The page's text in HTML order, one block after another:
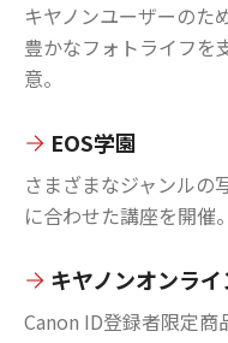
キヤノンユーザーのた
豊かなフォトライフを
意。
EOS学園
さまざまなジャンルの
に合わせた講座を開催。
キヤノンオンラ
Canon ID登録者限定商